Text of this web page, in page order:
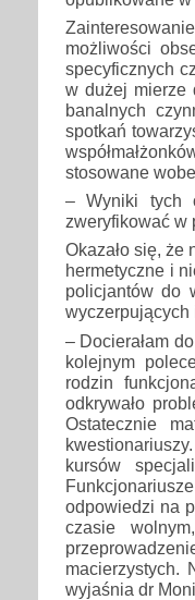
możliwości
specyficznych
w dużej mierze
banalnych
spotkań
stosowane
– Wyniki tych
zweryfikować w
Okazało się,
hermetyczne i
policjantów do
wyczerpujących
– Docierałam
kolejnym
rodzin
odkrywało
Ostatecznie
kursów
odpowiedzi na
czasie
macierzystych.
wyjaśnia dr